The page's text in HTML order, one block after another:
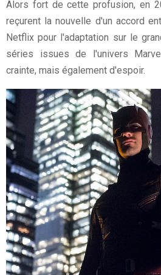
Alors fort de cette profusion, en
reçurent la nouvelle d'un accord
Netflix pour l'adaptation sur le
séries issues de l'univers
crainte, mais également d'espoir.